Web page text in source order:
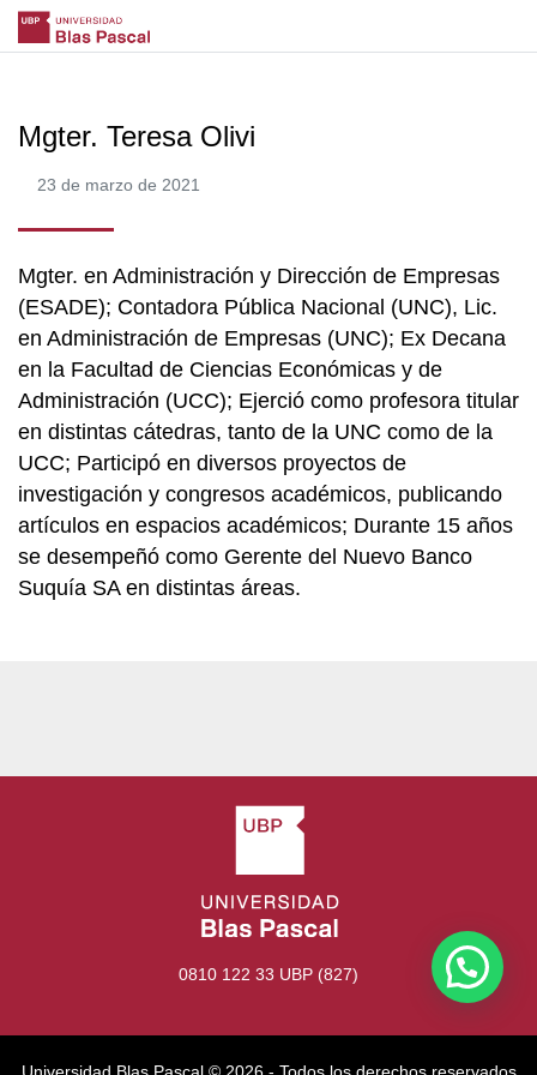
Mgter. Teresa Olivi
23 de marzo de 2021
Mgter. en Administración y Dirección de Empresas
(ESADE); Contadora Pública Nacional (UNC), Lic.
en Administración de Empresas (UNC); Ex Decana
en la Facultad de Ciencias Económicas y de
Administración (UCC); Ejerció como profesora titular
en distintas cátedras, tanto de la UNC como de la
UCC; Participó en diversos proyectos de
investigación y congresos académicos, publicando
artículos en espacios académicos; Durante 15 años
se desempeñó como Gerente del Nuevo Banco
Suquía SA en distintas áreas.
0810 122 33 UBP (827)